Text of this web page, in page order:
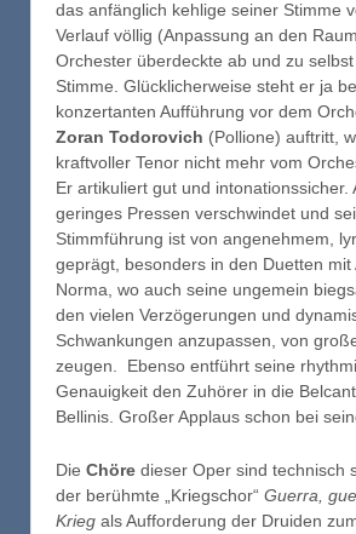
das anfänglich kehlige seiner Stimme
Verlauf völlig (Anpassung an den
Orchester überdeckte ab und zu
Stimme. Glücklicherweise steht er ja
konzertanten Aufführung vor dem
Zoran Todorovich (Pollione) auftritt,
kraftvoller Tenor nicht mehr vom
Er artikuliert gut und intonationssicher.
geringes Pressen verschwindet und
Stimmführung ist von angenehmem,
geprägt, besonders in den Duetten mit
Norma, wo auch seine ungemein
den vielen Verzögerungen und
Schwankungen anzupassen, von
zeugen. Ebenso entführt seine
Genauigkeit den Zuhörer in die
Bellinis. Großer Applaus schon bei
Die Chöre dieser Oper sind technisch
der berühmte „Kriegschor“ Guerra,
Krieg als Aufforderung der Druiden